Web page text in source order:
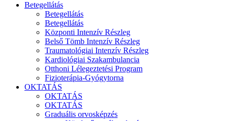
Betegellátás
Betegellátás
Betegellátás
Központi Intenzív Részleg
Belső Tömb Intenzív Részleg
Traumatológiai Intenzív Részleg
Kardiológiai Szakambulancia
Otthoni Lélegeztetési Program
Fizioterápia-Gyógytorna
OKTATÁS
OKTATÁS
OKTATÁS
Graduális orvosképzés